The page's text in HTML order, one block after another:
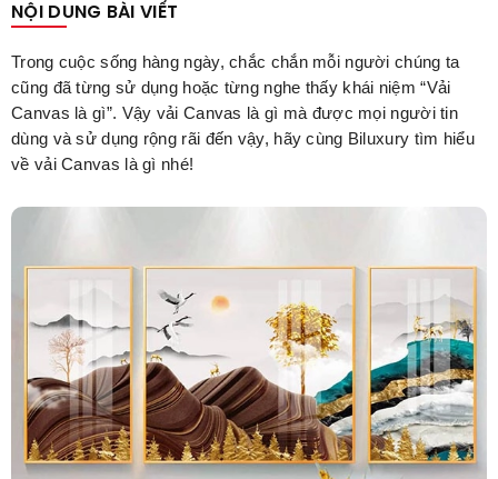
NỘI DUNG BÀI VIẾT
Trong cuộc sống hàng ngày, chắc chắn mỗi người chúng ta
cũng đã từng sử dụng hoặc từng nghe thấy khái niệm “Vải
Canvas là gì”. Vậy vải Canvas là gì mà được mọi người tin
dùng và sử dụng rộng rãi đến vậy, hãy cùng Biluxury tìm hiểu
về vải Canvas là gì nhé!